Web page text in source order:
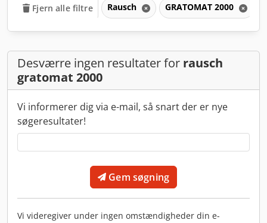
Fjern alle filtre Rausch GRATOMAT 2000
Desværre ingen resultater for rausch
gratomat 2000
Vi informerer dig via e-mail, så snart der er nye
søgeresultater!
Gem søgning
Vi videregiver under ingen omstændigheder din e-